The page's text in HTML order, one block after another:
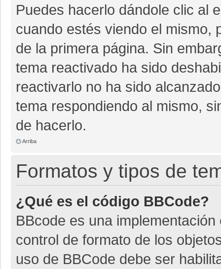
Puedes hacerlo dándole clic al
cuando estés viendo el mismo,
de la primera página. Sin
tema reactivado ha sido
reactivarlo no ha sido
tema respondiendo al mismo,
de hacerlo.
Arriba
Formatos y tipos de
¿Qué es el código BBCode?
BBcode es una
control de formato de los
uso de BBCode debe ser